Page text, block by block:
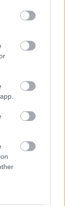
–
Περδίκι